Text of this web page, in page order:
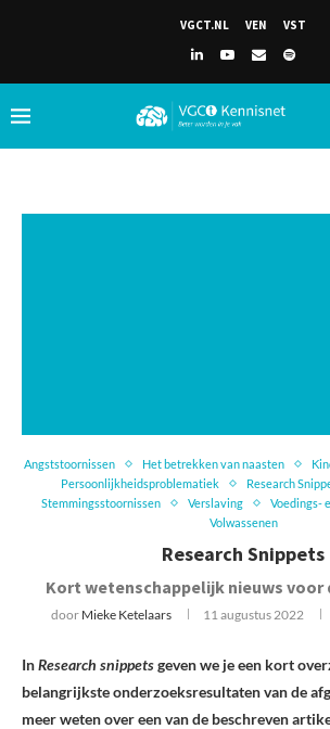
VGCT.NL VEN VST
Angststoornissen Het betrekken van naasten
Persoonlijkheidsproblematiek
Research
Stemmingsstoornissen
Verslaving
Voedings-
Volwassenen
Research Snippets
Kort wetenschappelijk nieuws voor
door Mieke Ketelaars 11 augustus 2022
InResearch snippetsgeven we je een kort
belangrijkste onderzoeksresultaten van de
meer weten over een van de beschreven